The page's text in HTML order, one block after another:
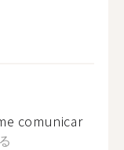
comunicar